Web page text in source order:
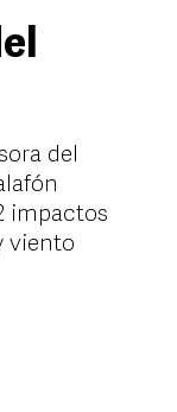
del
impactos
viento